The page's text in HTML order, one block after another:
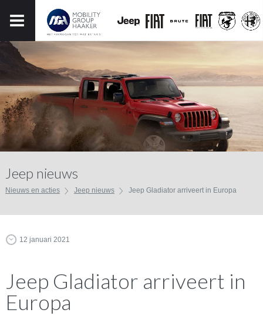
Jeep nieuws
Nieuws en acties Jeep nieuws Jeep Gladiator arriveert in Europa
12 januari 2021
Jeep Gladiator arriveert in
Europa